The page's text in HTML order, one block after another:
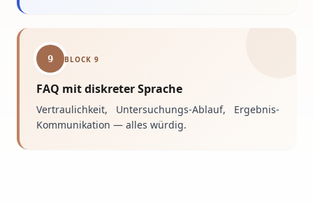
9 BLOCK 9
FAQ mit diskreter Sprache
Vertraulichkeit, Untersuchungs-Ablauf, Ergebnis-
Kommunikation — alles würdig.